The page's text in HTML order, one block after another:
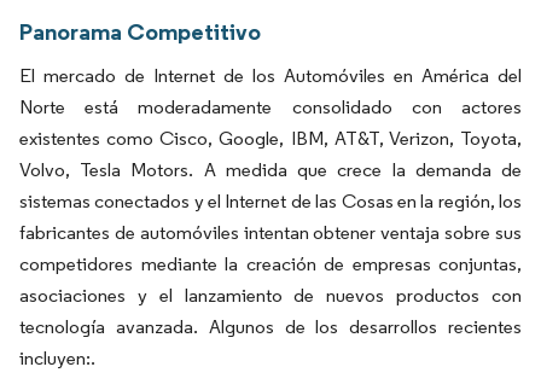
Panorama Competitivo
El mercado de Internet de los Automóviles en América del
Norte está moderadamente consolidado con actores
existentes como Cisco, Google, IBM, AT&T, Verizon, Toyota,
Volvo, Tesla Motors. A medida que crece la demanda de
sistemas conectados y el Internet de las Cosas en la región, los
fabricantes de automóviles intentan obtener ventaja sobre sus
competidores mediante la creación de empresas conjuntas,
asociaciones y el lanzamiento de nuevos productos con
tecnología avanzada. Algunos de los desarrollos recientes
incluyen:.